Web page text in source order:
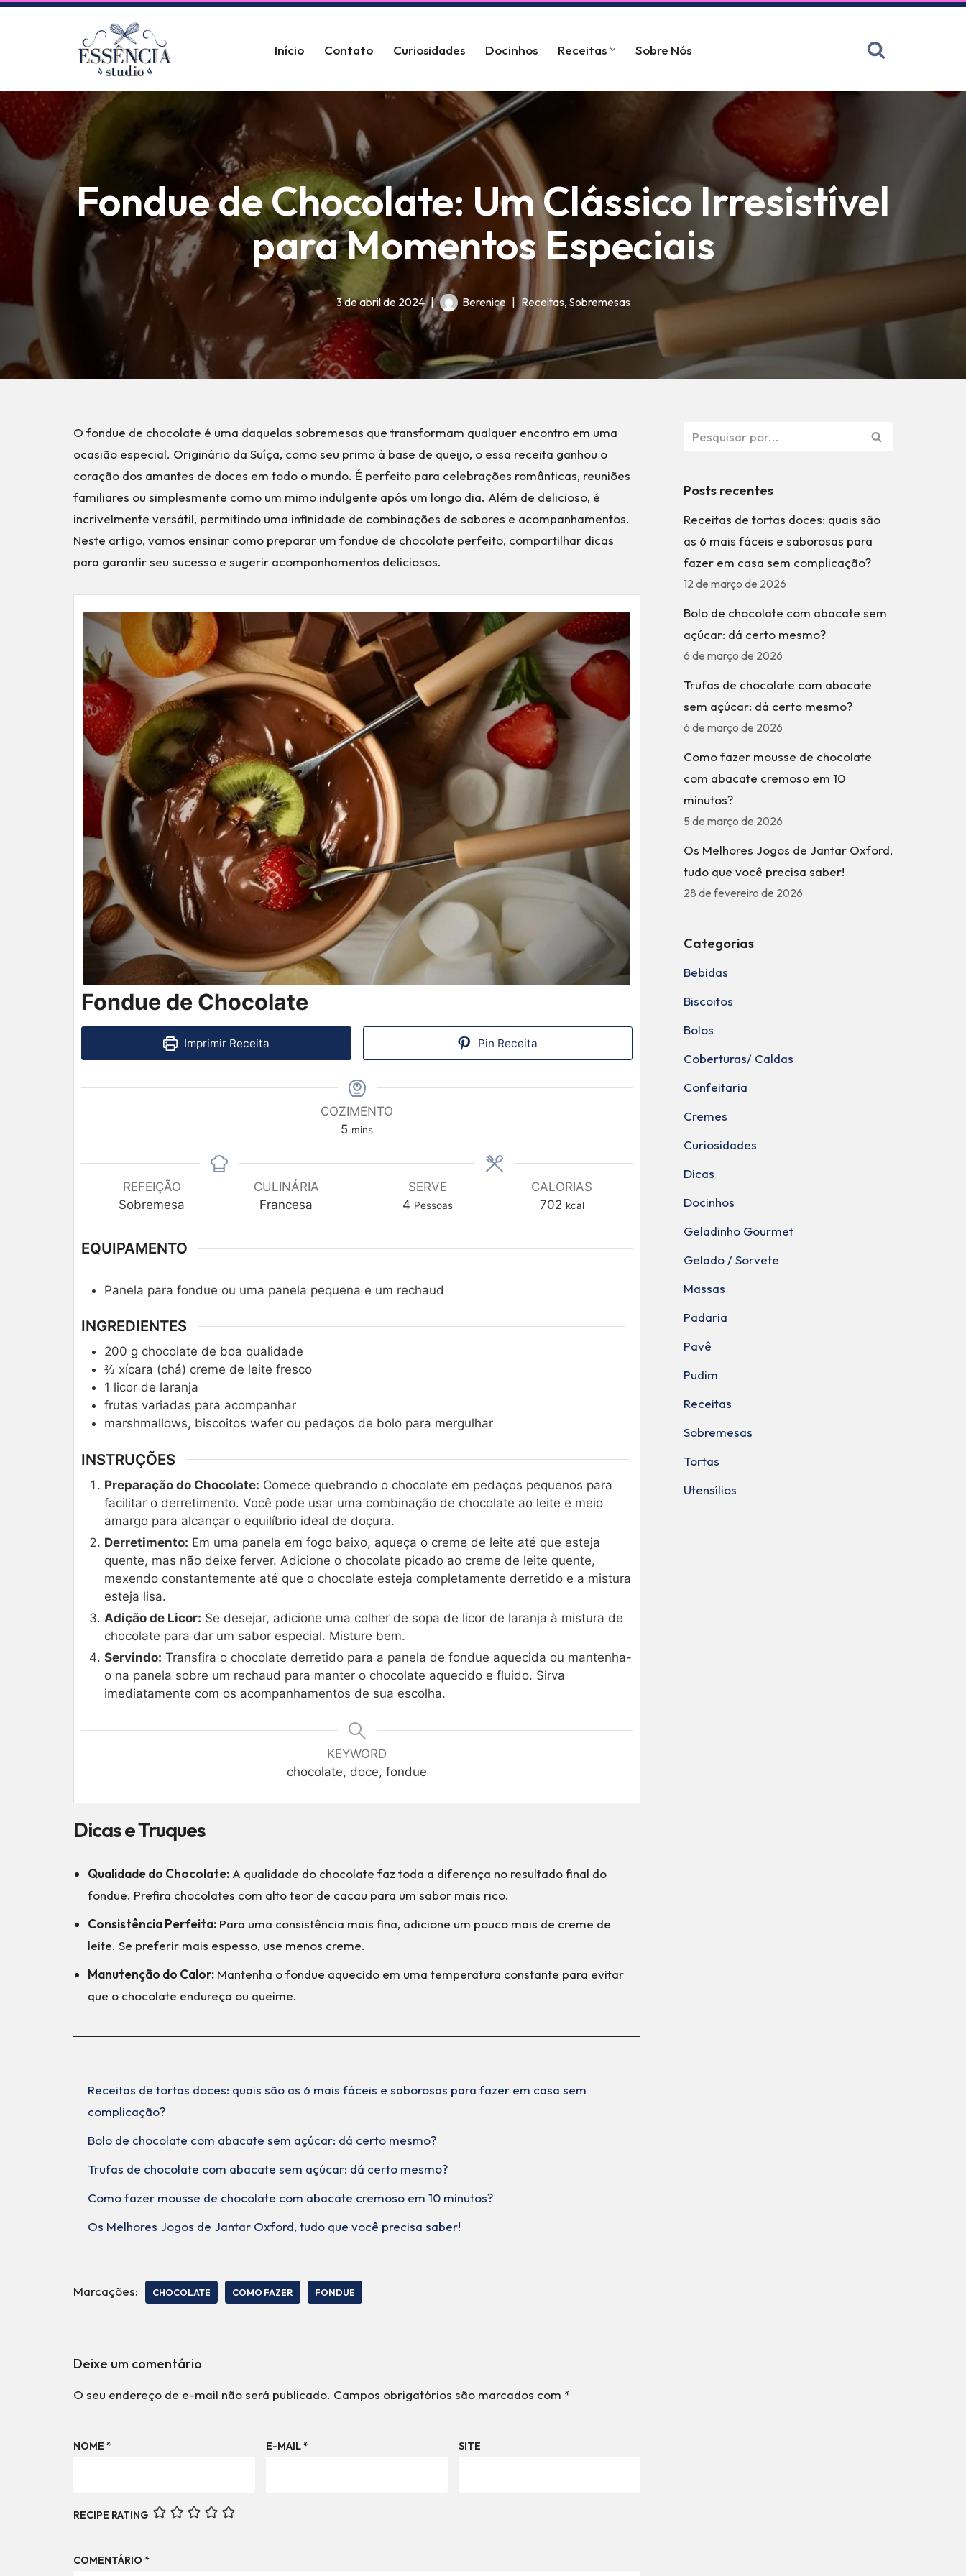
conteúdo
Início Contato Curiosidades Docinhos Receitas Sobre Nós
Fondue de Chocolate: Um Clássico Irresistível
para Momentos Especiais
3 de abril de 2024 Berenice Receitas, Sobremesas
O fondue de chocolate é uma daquelas sobremesas que transformam qualquer encontro em uma
ocasião especial. Originário da Suíça, como seu primo à base de queijo, o essa receita ganhou o
coração dos amantes de doces em todo o mundo. É perfeito para celebrações românticas, reuniões
familiares ou simplesmente como um mimo indulgente após um longo dia. Além de delicioso, é
incrivelmente versátil, permitindo uma infinidade de combinações de sabores e acompanhamentos.
Neste artigo, vamos ensinar como preparar um fondue de chocolate perfeito, compartilhar dicas
para garantir seu sucesso e sugerir acompanhamentos deliciosos.
Fondue de Chocolate
Imprimir Receita Pin Receita
COZIMENTO
5 mins
REFEIÇÃO
Sobremesa
CULINÁRIA
Francesa
SERVE
4 Pessoas
CALORIAS
702 kcal
EQUIPAMENTO
Panela para fondue ou uma panela pequena e um rechaud
INGREDIENTES
200 g chocolate de boa qualidade
⅔ xícara (chá) creme de leite fresco
1 licor de laranja
frutas variadas para acompanhar
marshmallows, biscoitos wafer ou pedaços de bolo para mergulhar
INSTRUÇÕES
Preparação do Chocolate: Comece quebrando o chocolate em pedaços pequenos para
facilitar o derretimento. Você pode usar uma combinação de chocolate ao leite e meio
amargo para alcançar o equilíbrio ideal de doçura.
Derretimento: Em uma panela em fogo baixo, aqueça o creme de leite até que esteja
quente, mas não deixe ferver. Adicione o chocolate picado ao creme de leite quente,
mexendo constantemente até que o chocolate esteja completamente derretido e a mistura
esteja lisa.
Adição de Licor: Se desejar, adicione uma colher de sopa de licor de laranja à mistura de
chocolate para dar um sabor especial. Misture bem.
Servindo: Transfira o chocolate derretido para a panela de fondue aquecida ou mantenha-
o na panela sobre um rechaud para manter o chocolate aquecido e fluido. Sirva
imediatamente com os acompanhamentos de sua escolha.
KEYWORD
chocolate, doce, fondue
Dicas e Truques
Qualidade do Chocolate: A qualidade do chocolate faz toda a diferença no resultado final do
fondue. Prefira chocolates com alto teor de cacau para um sabor mais rico.
Consistência Perfeita: Para uma consistência mais fina, adicione um pouco mais de creme de
leite. Se preferir mais espesso, use menos creme.
Manutenção do Calor: Mantenha o fondue aquecido em uma temperatura constante para evitar
que o chocolate endureça ou queime.
Receitas de tortas doces: quais são as 6 mais fáceis e saborosas para fazer em casa sem
complicação?
Bolo de chocolate com abacate sem açúcar: dá certo mesmo?
Trufas de chocolate com abacate sem açúcar: dá certo mesmo?
Como fazer mousse de chocolate com abacate cremoso em 10 minutos?
Os Melhores Jogos de Jantar Oxford, tudo que você precisa saber!
Marcações: CHOCOLATE COMO FAZER FONDUE
Deixe um comentário
O seu endereço de e-mail não será publicado. Campos obrigatórios são marcados com *
NOME * E-MAIL* SITE
RECIPE RATING
COMENTÁRIO *
Posts recentes
Receitas de tortas doces: quais são
as 6 mais fáceis e saborosas para
fazer em casa sem complicação?
12 de março de 2026
Bolo de chocolate com abacate sem
açúcar: dá certo mesmo?
6 de março de 2026
Trufas de chocolate com abacate
sem açúcar: dá certo mesmo?
6 de março de 2026
Como fazer mousse de chocolate
com abacate cremoso em 10
minutos?
5 de março de 2026
Os Melhores Jogos de Jantar Oxford,
tudo que você precisa saber!
28 de fevereiro de 2026
Categorias
Bebidas
Biscoitos
Bolos
Coberturas/ Caldas
Confeitaria
Cremes
Curiosidades
Dicas
Docinhos
Geladinho Gourmet
Gelado / Sorvete
Massas
Padaria
Pavê
Pudim
Receitas
Sobremesas
Tortas
Utensílios